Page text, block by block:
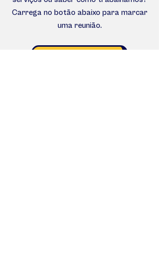
Carrega no botão abaixo para marcar
uma reunião.